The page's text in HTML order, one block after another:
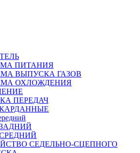
ПИТАНИЯ
ВЫПУСКА ГАЗОВ
ОХЛОЖДЕНИЯ
ПЕРЕДАЧ
СЕДЕЛЬНО-СЦЕПНОГО